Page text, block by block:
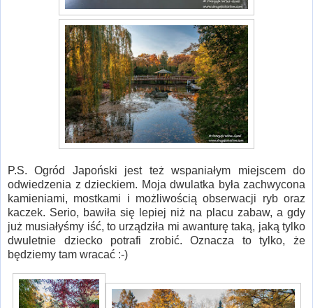
P.S. Ogród Japoński jest też wspaniałym miejscem do
odwiedzenia z dzieckiem. Moja dwulatka była zachwycona
kamieniami, mostkami i możliwością obserwacji ryb oraz
kaczek. Serio, bawiła się lepiej niż na placu zabaw, a gdy
już musiałyśmy iść, to urządziła mi awanturę taką, jaką tylko
dwuletnie dziecko potrafi zrobić. Oznacza to tylko, że
będziemy tam wracać :-)